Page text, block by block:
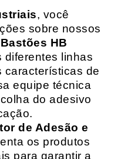
, você
sobre nossos
HB
diferentes linhas
características de
equipe técnica
do adesivo
de Adesão e
os produtos
para garantir a